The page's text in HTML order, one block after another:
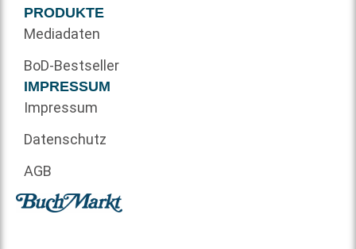
PRODUKTE
Mediadaten
BoD-Bestseller
IMPRESSUM
Impressum
Datenschutz
AGB